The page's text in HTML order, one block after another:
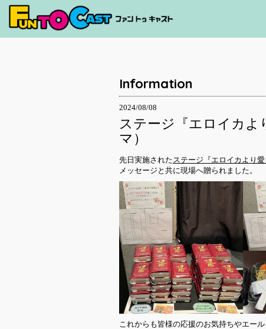
Information
2024/08/08
ステージ『エロイカよ
マ）
先日実施された ステージ『エロイカより
メッセージと共に現場へ贈られました。
これからも皆様の応援のお気持ちやエー